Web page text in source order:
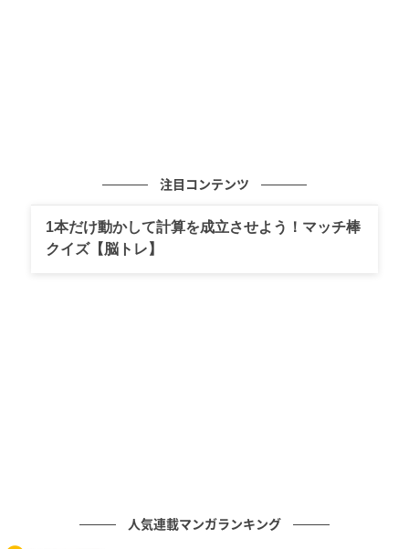
注目コンテンツ
1本だけ動かして計算を成立させよう！マッチ棒
クイズ【脳トレ】
人気連載マンガランキング